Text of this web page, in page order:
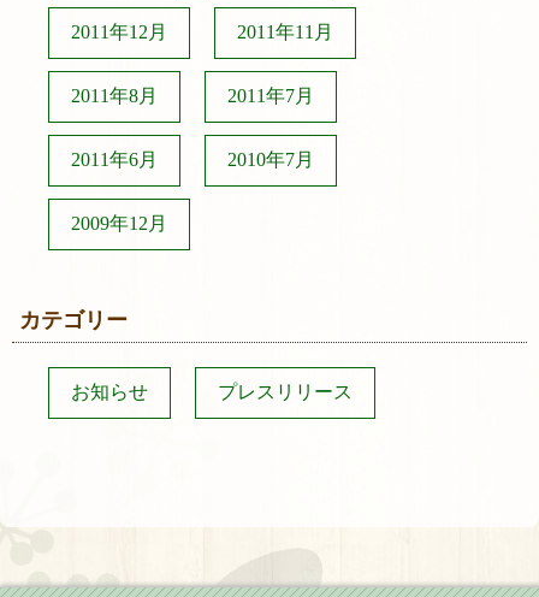
2011年12月 2011年11月
2011年8月 2011年7月
2011年6月 2010年7月
2009年12月
カテゴリー
お知らせ プレスリリース